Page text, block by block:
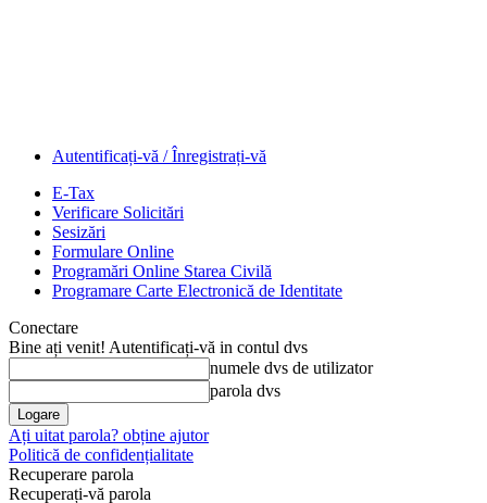
Autentificați-vă / Înregistrați-vă
E-Tax
Verificare Solicitări
Sesizări
Formulare Online
Programări Online Starea Civilă
Programare Carte Electronică de Identitate
Conectare
Bine ați venit! Autentificați-vă in contul dvs
numele dvs de utilizator
parola dvs
Ați uitat parola? obține ajutor
Politică de confidențialitate
Recuperare parola
Recuperați-vă parola